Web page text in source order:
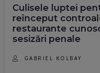
Culisele luptei
reînceput
restaurante
sesizări penale
GABRIEL KOLBAY